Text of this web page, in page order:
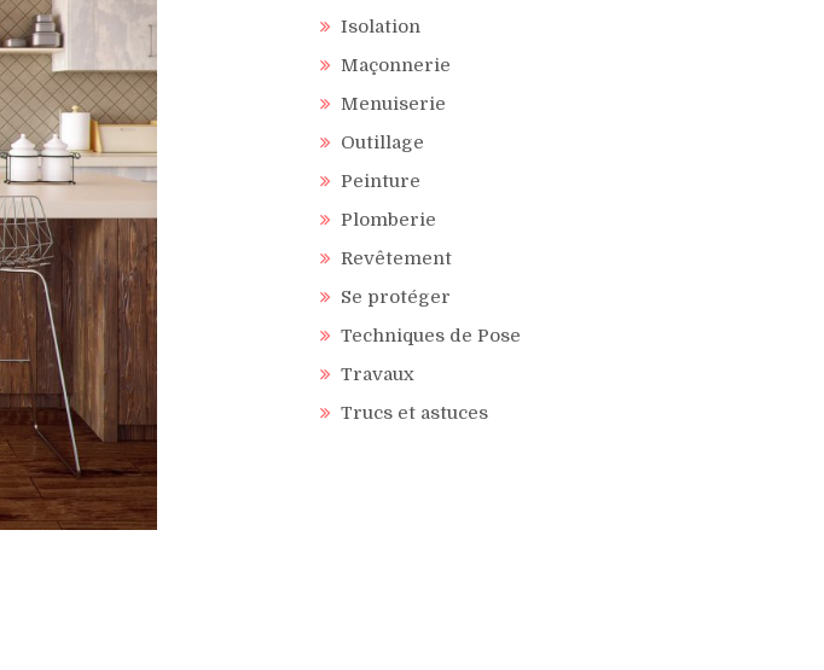
Isolation
Maçonnerie
Menuiserie
Outillage
Peinture
Plomberie
Revêtement
Se protéger
Techniques de Pose
Travaux
Trucs et astuces